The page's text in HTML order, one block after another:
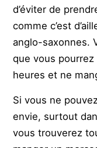
d’éviter de
comme c’est
anglo-saxonnes.
que vous
heures et ne
Si vous ne
envie, surtout
vous trouverez